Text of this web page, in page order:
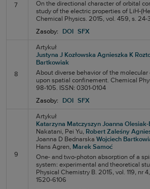
7
On the directional character of orbital
study of the electric properties of LiH-
Chemical Physics. 2015, vol. 459, s. 24-
Zasoby:
DOI SFX
8
Artykuł
Justyna J Kozłowska Agnieszka K
Bartkowiak
About diverse behavior of the molecular
upon spatial confinement. Chemical
98-105. ISSN: 0301-0104
Zasoby:
DOI SFX
9
Artykuł
Katarzyna Matczyszyn Joanna Olesiak-
Nakatani, Pei Yu, Robert Zaleśny
Joanna D Bednarska Wojciech
Hans Agren, Marek Samoć
One- and two-photon absorption of a
system: experimental and theoretical
Physical Chemistry B. 2015, vol. 119, nr
1520-6106